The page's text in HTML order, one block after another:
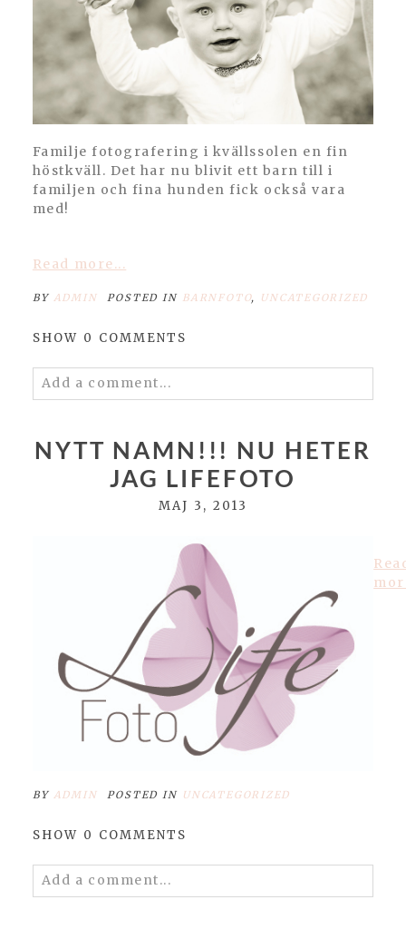
POST COMMENT
Familje fotografering i kvällssolen en fin
höstkväll. Det har nu blivit ett barn till i
familjen och fina hunden fick också vara
med!
Read more...
BY ADMIN POSTED IN BARNFOTO, UNCATEGORIZED
SHOW 0 COMMENTS
Add a comment...
Required fields are marked *
POST COMMENT
NYTT NAMN!!! NU HETER
JAG LIFEFOTO
MAJ 3, 2013
BY ADMIN POSTED IN UNCATEGORIZED
SHOW 0 COMMENTS
Add a comment...